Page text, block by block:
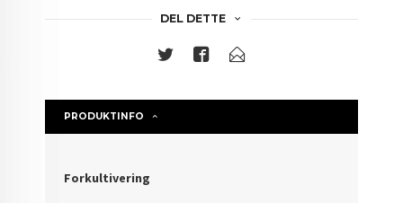
DEL DETTE
PRODUKTINFO
Forkultivering